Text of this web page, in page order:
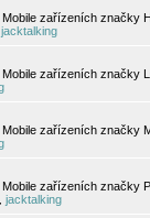
zařízeních značky
jacktalking
zařízeních značky
zařízeních značky
zařízeních značky
jacktalking